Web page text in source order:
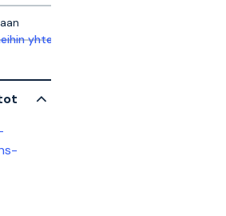
yhteyttä saadaksesi lisätietoja